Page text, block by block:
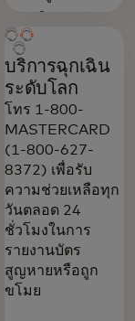
บริการฉุกเฉิน
ระดับโลก
โทร 1-800-
MASTERCARD
(1-800-627-
8372) เพื่อรับ
ความช่วยเหลือทุก
วันตลอด 24
ชั่วโมงในการ
รายงานบัตร
สูญหายหรือถูก
ขโมย